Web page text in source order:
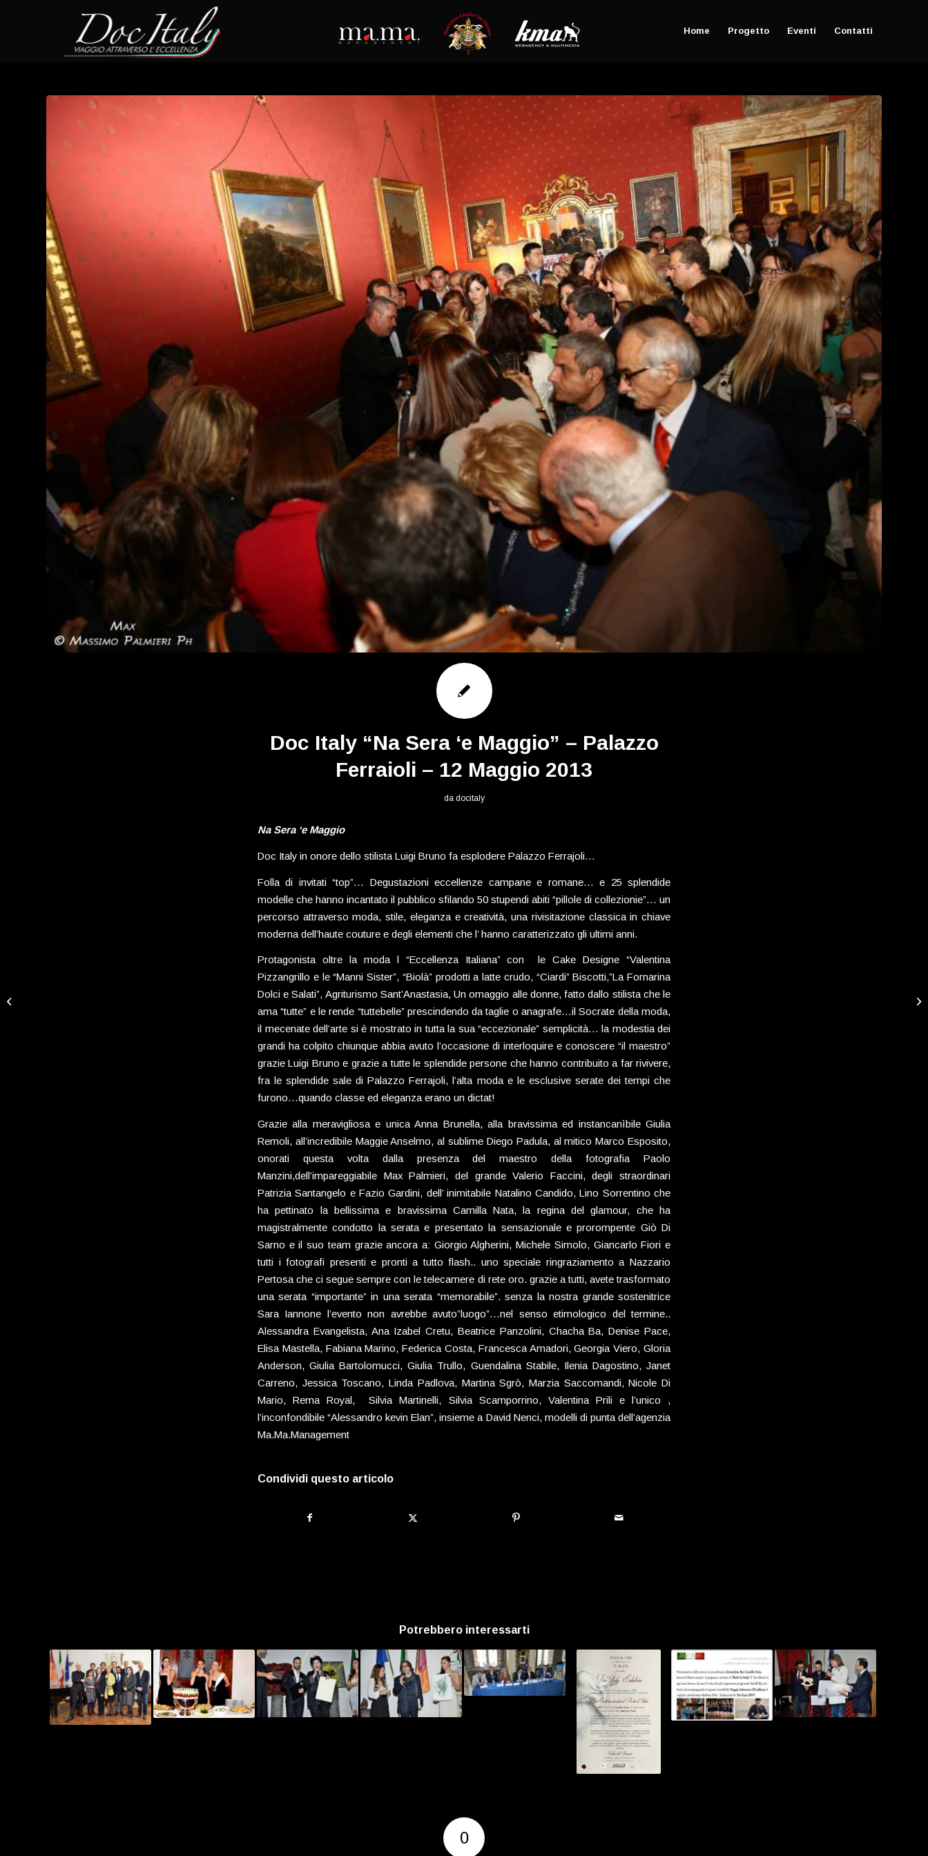
Home Progetto Eventi Contatti
Doc Italy “Na Sera ‘e Maggio” – Palazzo
Ferraioli – 12 Maggio 2013
da docitaly
Na Sera ‘e Maggio
Doc Italy in onore dello stilista Luigi Bruno fa esplodere Palazzo Ferrajoli…
Folla di invitati “top”… Degustazioni eccellenze campane e romane… e 25 splendide
modelle che hanno incantato il pubblico sfilando 50 stupendi abiti “pillole di collezionie”… un
percorso attraverso moda, stile, eleganza e creatività, una rivisitazione classica in chiave
moderna dell’haute couture e degli elementi che l’ hanno caratterizzato gli ultimi anni.
Protagonista oltre la moda l “Eccellenza Italiana” con le Cake Designe “Valentina
Pizzangrillo e le “Manni Sister”, “Biolà” prodotti a latte crudo, “Ciardi” Biscotti,”La Fornarina
Dolci e Salati”, Agriturismo Sant’Anastasia, Un omaggio alle donne, fatto dallo stilista che le
ama “tutte” e le rende “tuttebelle” prescindendo da taglie o anagrafe…il Socrate della moda,
il mecenate dell’arte si è mostrato in tutta la sua “eccezionale” semplicità… la modestia dei
grandi ha colpito chiunque abbia avuto l’occasione di interloquire e conoscere “il maestro”
grazie Luigi Bruno e grazie a tutte le splendide persone che hanno contribuito a far rivivere,
fra le splendide sale di Palazzo Ferrajoli, l’alta moda e le esclusive serate dei tempi che
furono…quando classe ed eleganza erano un dictat!
Grazie alla meravigliosa e unica Anna Brunella, alla bravissima ed instancanìbile Giulia
Remoli, all’incredibile Maggie Anselmo, al sublime Diego Padula, al mitico Marco Esposito,
onorati questa volta dalla presenza del maestro della fotografia Paolo
Manzini,dell’impareggiabile Max Palmieri, del grande Valerio Faccini, degli straordinari
Patrizia Santangelo e Fazio Gardini, dell’ inimitabile Natalino Candido, Lino Sorrentino che
ha pettinato la bellissima e bravissima Camilla Nata, la regina del glamour, che ha
magistralmente condotto la serata e presentato la sensazionale e prorompente Giò Di
Sarno e il suo team grazie ancora a: Giorgio Algherini, Michele Simolo, Giancarlo Fiori e
tutti i fotografi presenti e pronti a tutto flash.. uno speciale ringraziamento a Nazzario
Pertosa che ci segue sempre con le telecamere di rete oro. grazie a tutti, avete trasformato
una serata “importante” in una serata “memorabile”. senza la nostra grande sostenitrice
Sara Iannone l’evento non avrebbe avuto”luogo”…nel senso etimologico del termine..
Alessandra Evangelista, Ana Izabel Cretu, Beatrice Panzolini, Chacha Ba, Denise Pace,
Elisa Mastella, Fabiana Marino, Federica Costa, Francesca Amadori, Georgia Viero, Gloria
Anderson, Giulia Bartolomucci, Giulia Trullo, Guendalina Stabile, Ilenia Dagostino, Janet
Carreno, Jessica Toscano, Linda Padlova, Martina Sgrò, Marzia Saccomandi, Nicole Di
Mario, Rema Royal, Silvia Martinelli, Silvia Scamporrino, Valentina Prili e l’unico ,
l’inconfondibile “Alessandro kevin Elan”, insieme a David Nenci, modelli di punta dell’agenzia
Ma.Ma.Management
Condividi questo articolo
Potrebbero interessarti
0